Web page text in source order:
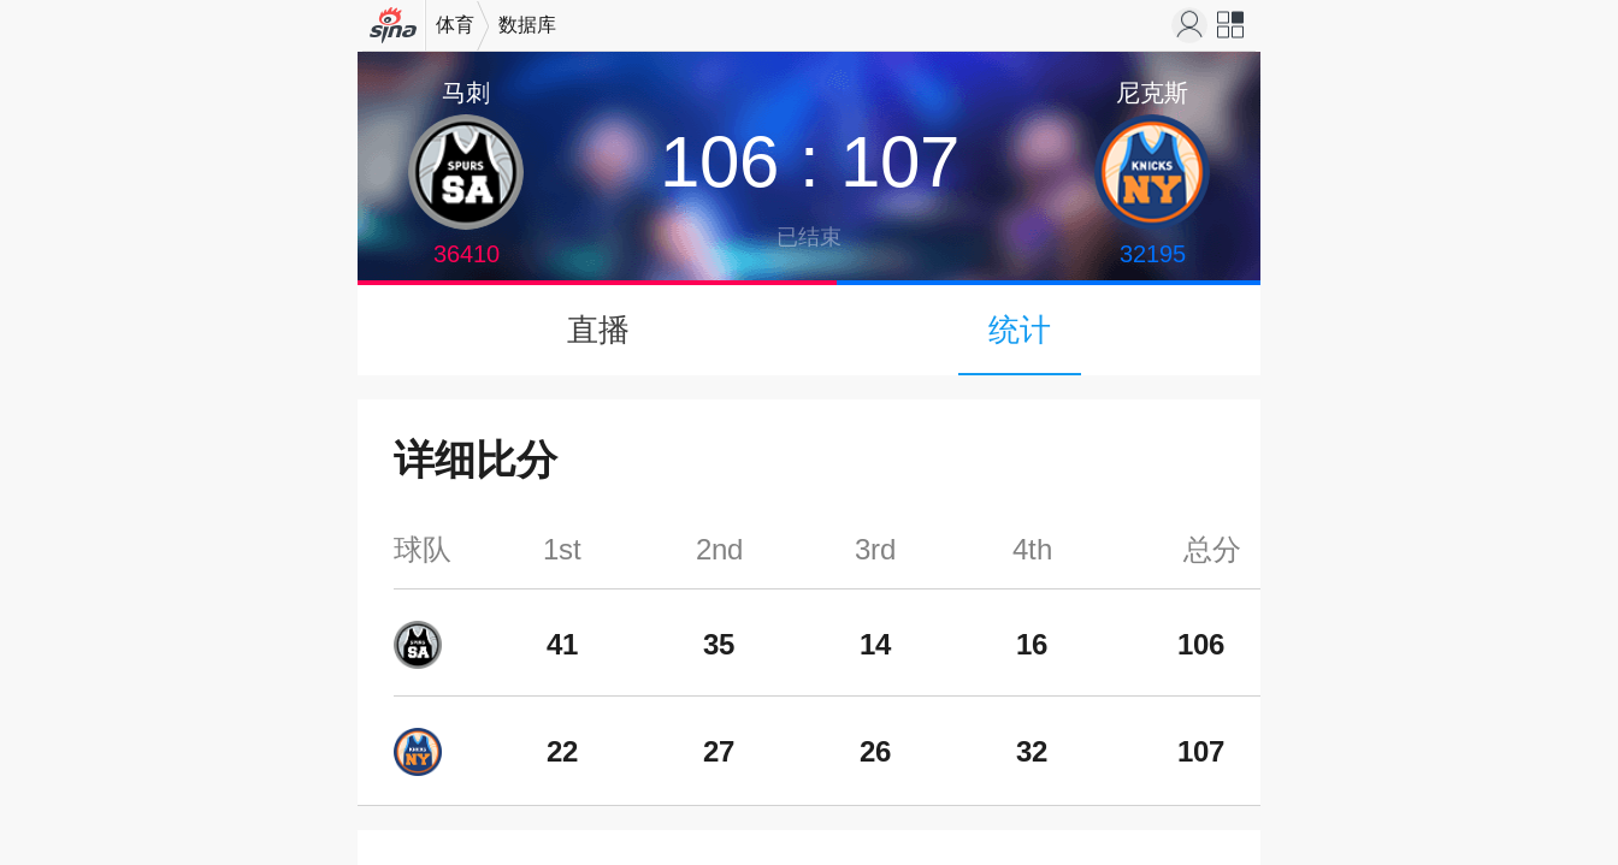
机新浪
网
站导
体育 数据库
马刺
36410
尼克斯
32195
106 : 107
已结束
直播 统计
详细比分
球队 1st
41
22
2nd
35
27
3rd
14
26
4th
16
32
总分
106
107